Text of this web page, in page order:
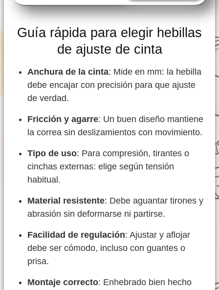
Guía rápida para elegir hebillas
de ajuste de cinta
Anchura de la cinta: Mide en mm: la hebilla
debe encajar con precisión para que ajuste
de verdad.
Fricción y agarre: Un buen diseño mantiene
la correa sin deslizamientos con movimiento.
Tipo de uso: Para compresión, tirantes o
cinchas externas: elige según tensión
habitual.
Material resistente: Debe aguantar tirones y
abrasión sin deformarse ni partirse.
Facilidad de regulación: Ajustar y aflojar
debe ser cómodo, incluso con guantes o
prisa.
Montaje correcto: Enhebrado bien hecho